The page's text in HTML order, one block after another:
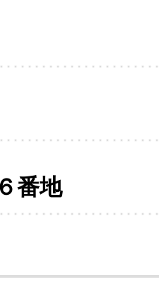
番地